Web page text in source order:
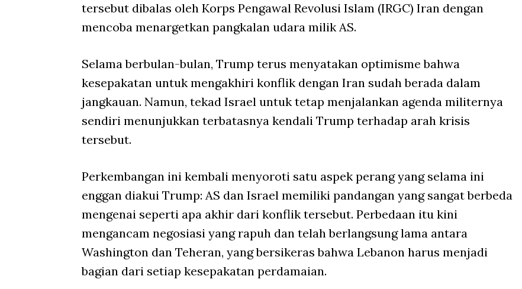
tersebut dibalas oleh Korps Pengawal Revolusi Islam (IRGC) Iran dengan
mencoba menargetkan pangkalan udara milik AS.
Selama berbulan-bulan, Trump terus menyatakan optimisme bahwa
kesepakatan untuk mengakhiri konflik dengan Iran sudah berada dalam
jangkauan. Namun, tekad Israel untuk tetap menjalankan agenda militernya
sendiri menunjukkan terbatasnya kendali Trump terhadap arah krisis
tersebut.
Perkembangan ini kembali menyoroti satu aspek perang yang selama ini
enggan diakui Trump: AS dan Israel memiliki pandangan yang sangat berbeda
mengenai seperti apa akhir dari konflik tersebut. Perbedaan itu kini
mengancam negosiasi yang rapuh dan telah berlangsung lama antara
Washington dan Teheran, yang bersikeras bahwa Lebanon harus menjadi
bagian dari setiap kesepakatan perdamaian.